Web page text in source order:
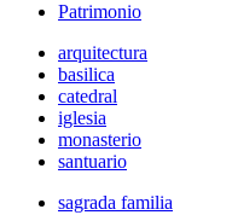
Patrimonio
arquitectura
basilica
catedral
iglesia
monasterio
santuario
sagrada familia